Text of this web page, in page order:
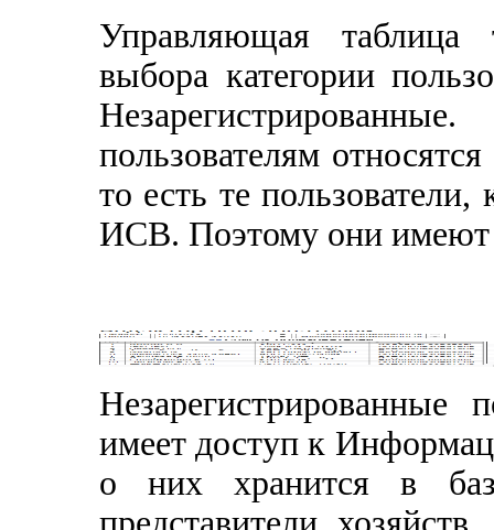
Управляющая таблица
выбора категории
пользователям
то есть те
ИСВ. Поэтому они имеют
имеет доступ к
о них хранится в